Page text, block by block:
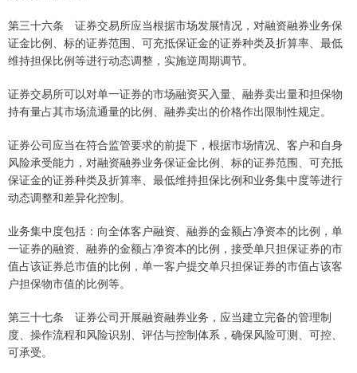
第三十六条 证券交易所应当根据市场发展情况，对融资融券业务保
证金比例、标的证券范围、可充抵保证金的证券种类及折算率、最低
维持担保比例等进行动态调整，实施逆周期调节。
证券交易所可以对单一证券的市场融资买入量、融券卖出量和担保物
持有量占其市场流通量的比例、融券卖出的价格作出限制性规定。
证券公司应当在符合监管要求的前提下，根据市场情况、客户和自身
风险承受能力，对融资融券业务保证金比例、标的证券范围、可充抵
保证金的证券种类及折算率、最低维持担保比例和业务集中度等进行
动态调整和差异化控制。
业务集中度包括：向全体客户融资、融券的金额占净资本的比例，单
一证券的融资、融券的金额占净资本的比例，接受单只担保证券的市
值占该证券总市值的比例，单一客户提交单只担保证券的市值占该客
户担保物市值的比例等。
第三十七条 证券公司开展融资融券业务，应当建立完备的管理制
度、操作流程和风险识别、评估与控制体系，确保风险可测、可控、
可承受。